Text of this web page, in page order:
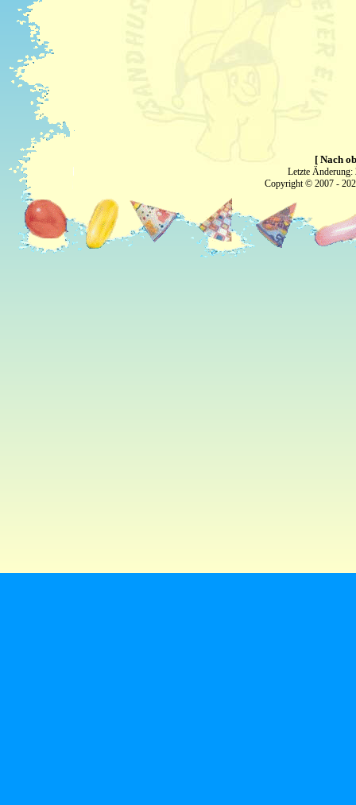
[ Nach
Letzte
Copyright © 2007 -